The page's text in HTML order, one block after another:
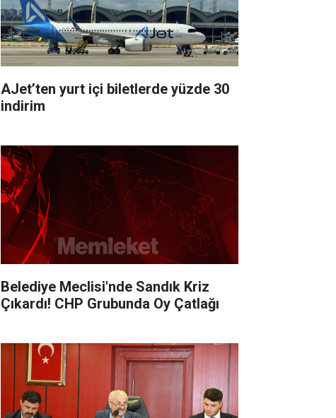
AJet’ten yurt içi biletlerde yüzde 30
indirim
Belediye Meclisi'nde Sandık Kriz
Çıkardı! CHP Grubunda Oy Çatlağı